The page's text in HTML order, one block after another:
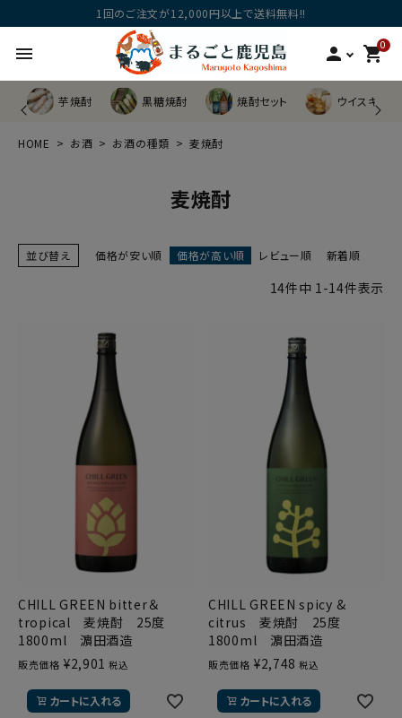
1回のご注文が12,000円以上で送料無料!!
menu person 0
shopping_cart
芋焼酎 黒糖焼酎 焼酎セット ウイスキー他
HOME お酒 お酒の種類 麦焼酎
麦焼酎
並び替え 価格が安い順 価格が高い順 レビュー順 新着順
14件中 1-14件表示
CHILL GREEN bitter＆
tropical 麦焼酎 25度
1800ml 濵田酒造
販売価格 ¥2,901 税込
カートに入れる
CHILL GREEN spicy &
citrus 麦焼酎 25度
1800ml 濵田酒造
販売価格 ¥2,748 税込
カートに入れる